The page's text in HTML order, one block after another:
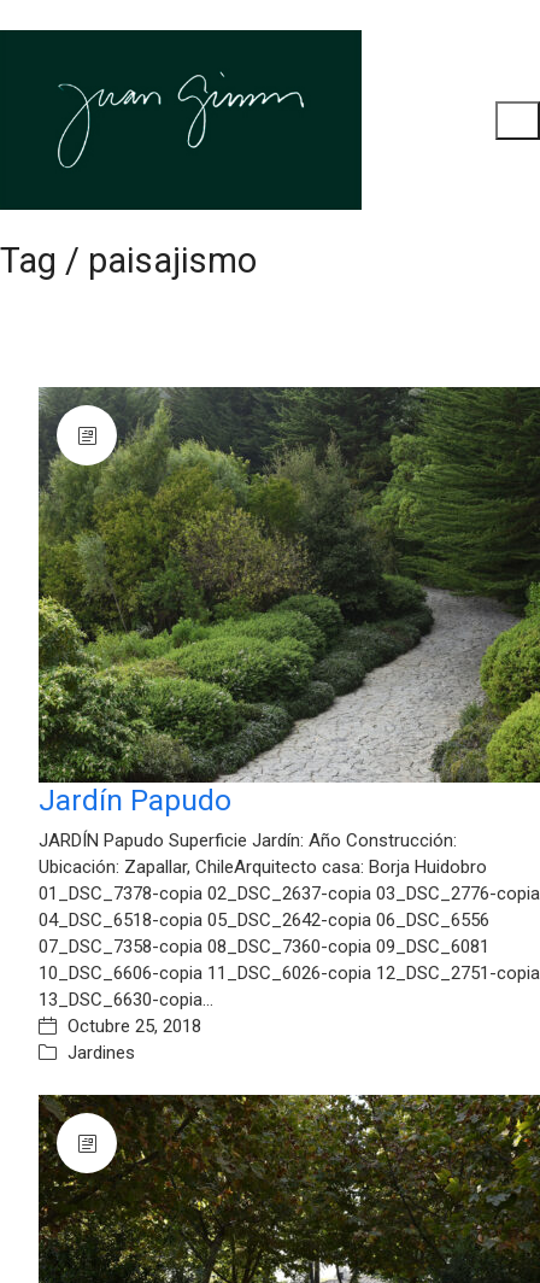
Tag / paisajismo
Jardín Papudo
JARDÍN Papudo Superficie Jardín: Año Construcción:
Ubicación: Zapallar, ChileArquitecto casa: Borja Huidobro
01_DSC_7378-copia 02_DSC_2637-copia 03_DSC_2776-copia
04_DSC_6518-copia 05_DSC_2642-copia 06_DSC_6556
07_DSC_7358-copia 08_DSC_7360-copia 09_DSC_6081
10_DSC_6606-copia 11_DSC_6026-copia 12_DSC_2751-copia
13_DSC_6630-copia…
Octubre 25, 2018
Jardines